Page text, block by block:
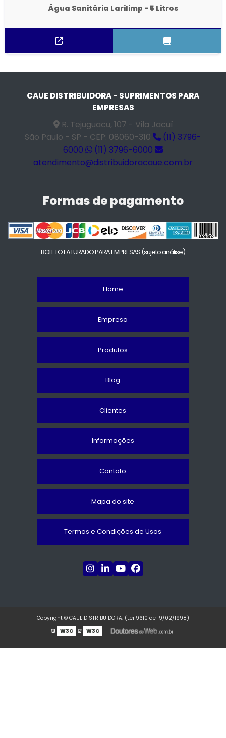
Água Sanitária Larilimp - 5 Litros
CAUE DISTRIBUIDORA - SUPRIMENTOS PARA
EMPRESAS
R. Tejuguacu, 107 - Vila Jacuí
São Paulo - SP - CEP: 08060-310
(11) 3796-
6000
(11) 3796-6000
atendimento@distribuidoracaue.com.br
Formas de pagamento
BOLETO FATURADO PARA EMPRESAS(sujeto análise)
Home
Empresa
Produtos
Blog
Clientes
Informações
Contato
Mapa do site
Termos e Condições de Usos
Copyright © CAUE DISTRIBUIDORA. (Lei 9610 de 19/02/1998)
W3C
W3C